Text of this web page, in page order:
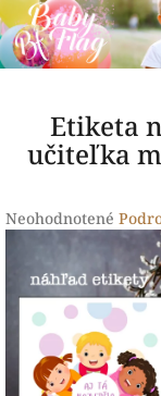
Prejsť
na
obsah
Etiketa
učiteľka
Priemerné
produktu
0,0
hviezdičiek.
Neohodnotené